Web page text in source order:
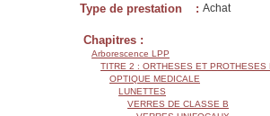
Type de prestation : Achat
Chapitres :
Arborescence LPP
TITRE 2 : ORTHESES ET PROTHESES
OPTIQUE MEDICALE
LUNETTES
VERRES DE CLASSE B